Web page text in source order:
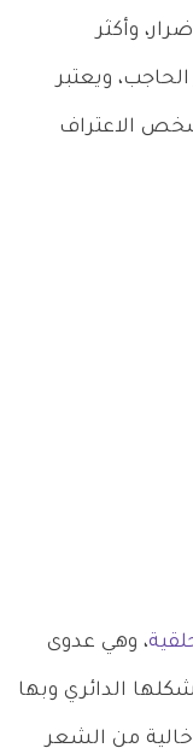
وأكثر
ويعتبر
الاعتراف
، وهي عدوى
الدائري وبها
من الشعر